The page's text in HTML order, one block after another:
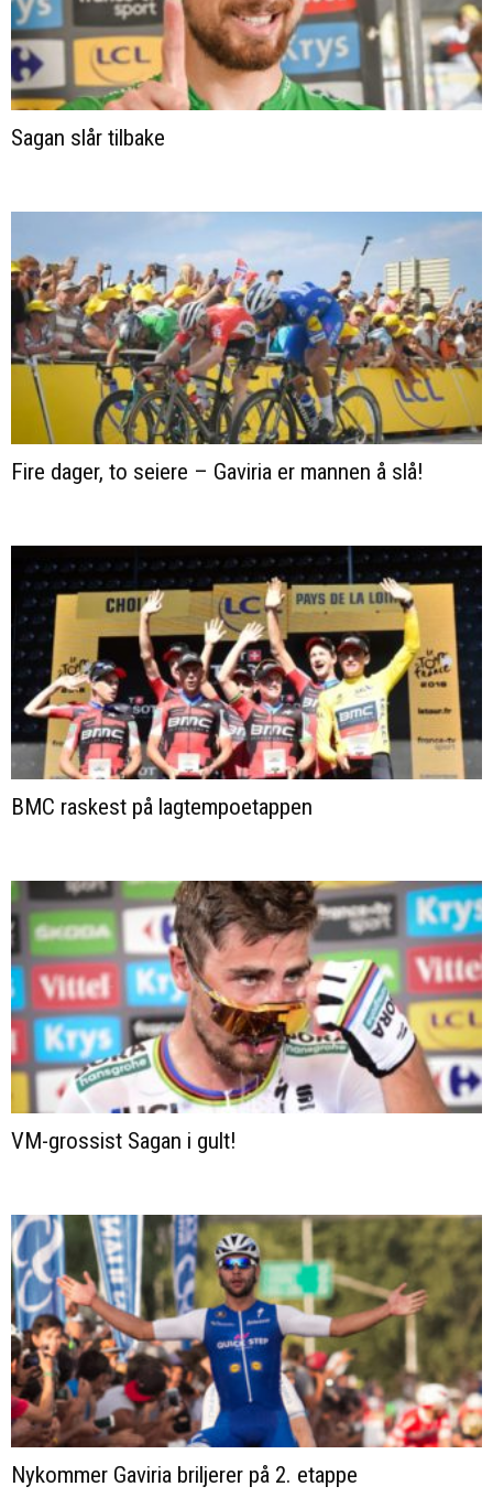
Sagan slår tilbake
Fire dager, to seiere – Gaviria er mannen å slå!
BMC raskest på lagtempoetappen
VM-grossist Sagan i gult!
Nykommer Gaviria briljerer på 2. etappe